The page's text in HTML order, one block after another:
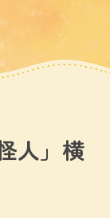
人」横